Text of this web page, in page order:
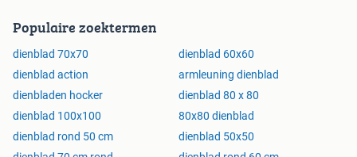
Populaire zoektermen
dienblad 70x70
dienblad 60x60
dienblad action
armleuning dienblad
dienbladen hocker
dienblad 80 x 80
dienblad 100x100
80x80 dienblad
dienblad rond 50 cm
dienblad 50x50